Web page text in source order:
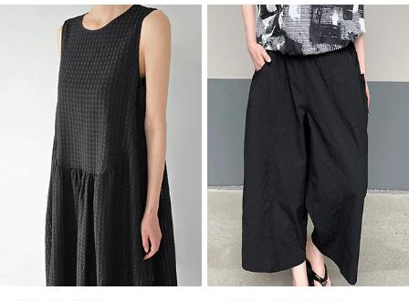
다.